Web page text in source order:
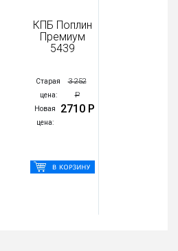
КПБ Поплин
Премиум
5439
Старая
цена:
3 252
Р
Новая
цена:
2710 Р